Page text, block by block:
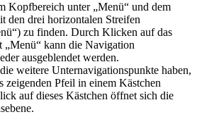
Kopfbereich unter „Menü“ und dem
den drei horizontalen Streifen
zu finden. Durch Klicken auf das
„Menü“ kann die Navigation
ausgeblendet werden.
weitere Unternavigationspunkte haben,
zeigenden Pfeil in einem Kästchen
auf dieses Kästchen öffnet sich die